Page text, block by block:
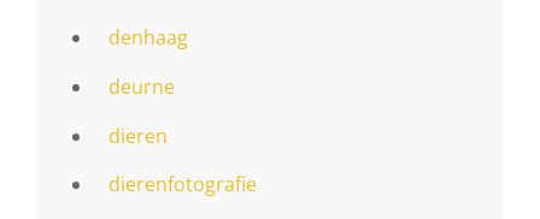
denhaag
deurne
dieren
dierenfotografie